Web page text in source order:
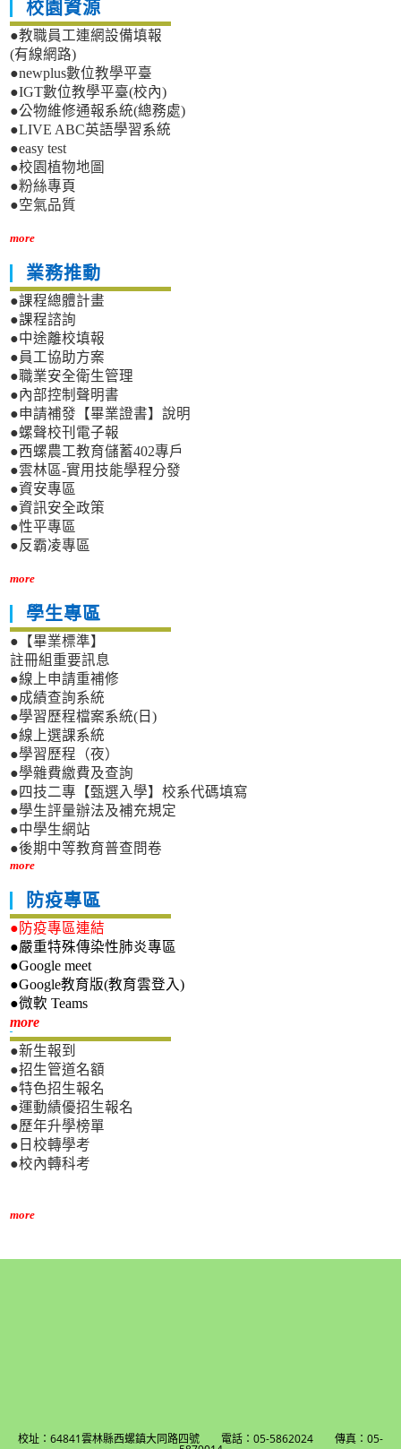
校園資源
●教職員工連網設備填報
(有線網路)
●newplus數位教學平臺
●IGT數位教學平臺(校內)
●公物維修通報系統(總務處)
●LIVE ABC英語學習系統
●easy test
●校園植物地圖
●粉絲專頁
●空氣品質
more
業務推動
●課程總體計畫
●課程諮詢
●中途離校填報
●員工協助方案
●職業安全衛生管理
●內部控制聲明書
●申請補發【畢業證書】說明
●螺聲校刊電子報
●西螺農工教育儲蓄402專戶
●雲林區-實用技能學程分發
●資安專區
●資訊安全政策
●性平專區
●反霸凌專區
more
學生專區
●【畢業標準】
註冊組重要訊息
●線上申請重補修
●成績查詢系統
●學習歷程檔案系統(日)
●線上選課系統
●學習歷程（夜）
●學雜費繳費及查詢
●四技二專【甄選入學】校系代碼填寫
●學生評量辦法及補充規定
●中學生網站
●後期中等教育普查問卷
more
防疫專區
●防疫專區連結
●嚴重特殊傳染性肺炎專區
●Google meet
●Google教育版(教育雲登入)
●微軟 Teams
more新生專區
●新生報到
●招生管道名額
●特色招生報名
●運動績優招生報名
●歷年升學榜單
●日校轉學考
●校內轉科考
more
校址：64841雲林縣西螺鎮大同路四號 電話：05-5862024 傳真：05-